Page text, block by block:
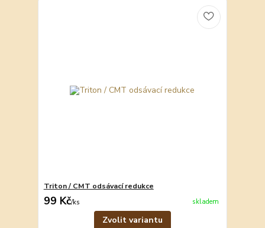
Triton / CMT odsávací redukce
99 Kč/ks skladem
Zvolit variantu